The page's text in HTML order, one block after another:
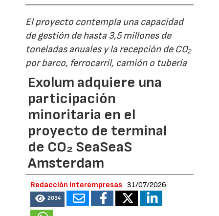
El proyecto contempla una capacidad
de gestión de hasta 3,5 millones de
toneladas anuales y la recepción de CO₂
por barco, ferrocarril, camión o tubería
Exolum adquiere una
participación
minoritaria en el
proyecto de terminal
de CO₂ SeaSeaS
Amsterdam
Redacción Interempresas 31/07/2026
2034